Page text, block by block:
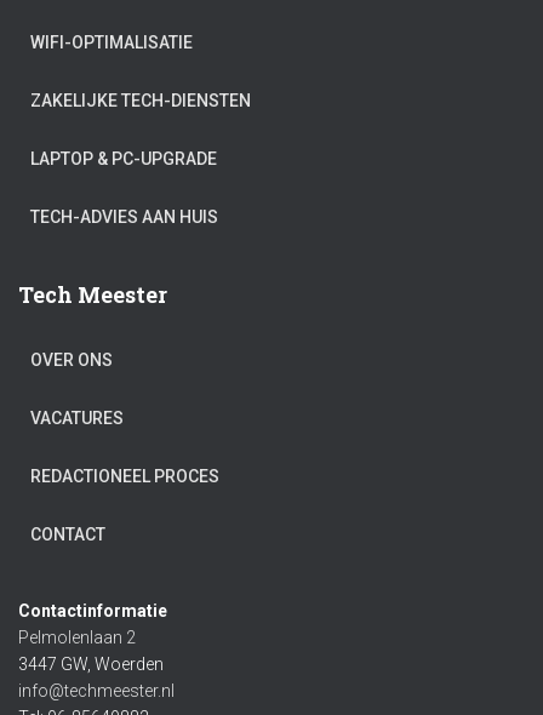
WIFI-OPTIMALISATIE
ZAKELIJKE TECH-DIENSTEN
LAPTOP & PC-UPGRADE
TECH-ADVIES AAN HUIS
Tech Meester
OVER ONS
VACATURES
REDACTIONEEL PROCES
CONTACT
Contactinformatie
Pelmolenlaan 2
3447 GW, Woerden
info@techmeester.nl